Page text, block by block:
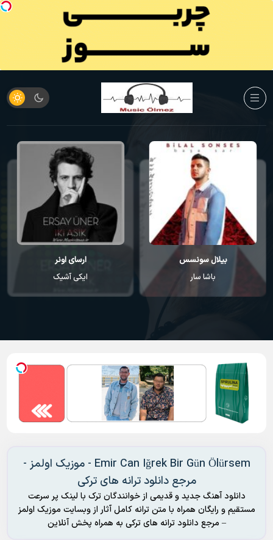
ارسای اونر
ایکی آشیک
کورای آوجی
سودا
Emir Can Iğrek Bir Gün Ölürsem - موزیک اولمز -
مرجع دانلود ترانه های ترکی
دانلود آهنگ جدید و قدیمی از خوانندگان ترک با لینک پر سرعت
مستقیم و رایگان همراه با متن ترانه کامل آثار از وبسایت موزیک اولمز
– مرجع دانلود ترانه های ترکی به همراه پخش آنلاین